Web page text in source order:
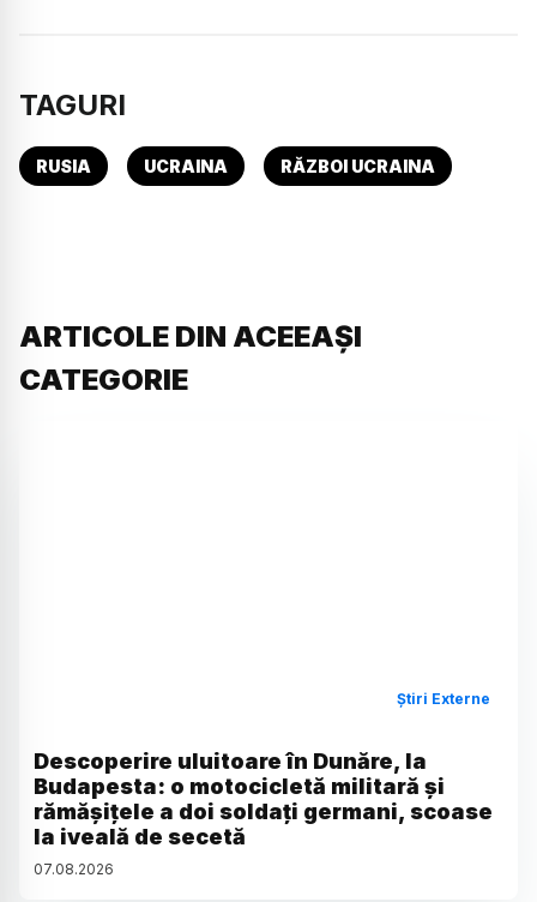
TAGURI
RUSIA UCRAINA RĂZBOI UCRAINA
ARTICOLE DIN ACEEAȘI
CATEGORIE
Știri Externe
Descoperire uluitoare în Dunăre, la
Budapesta: o motocicletă militară și
rămășițele a doi soldați germani, scoase
la iveală de secetă
07.08.2026